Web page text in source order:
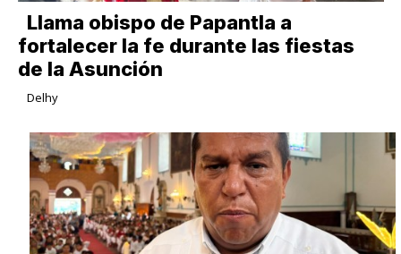
Llama obispo de Papantla a
fortalecer la fe durante las fiestas
de la Asunción
Delhy